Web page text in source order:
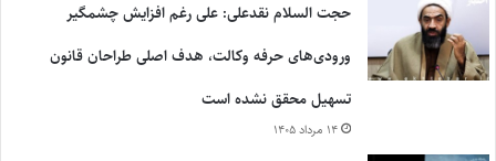
حجت السلام نقدعلی: علی رغم افزایش چشمگیر
ورودی‌های حرفه وکالت، هدف اصلی طراحان قانون
تسهیل محقق نشده است
۱۴ مرداد ۱۴۰۵